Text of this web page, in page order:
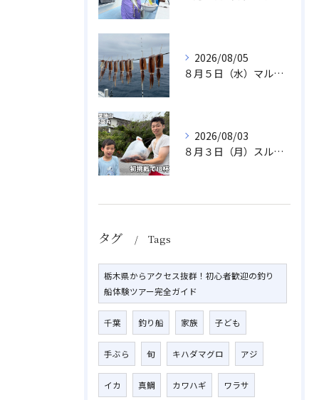
2026/08/05
８月５日（水）マルイカ
2026/08/03
８月３日（月）スルメイカ
タグ Tags
栃木県からアクセス抜群！初心者歓迎の釣り
船体験ツアー完全ガイド
千葉 釣り船 家族 子ども
手ぶら 旬 キハダマグロ アジ
イカ 真鯛 カワハギ ワラサ